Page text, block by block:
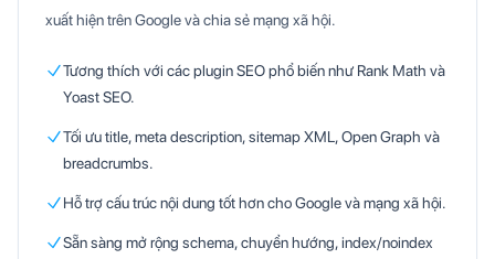
xuất hiện trên Google và chia sẻ mạng xã hội.
Tương thích với các plugin SEO phổ biến như Rank Math và
Yoast SEO.
Tối ưu title, meta description, sitemap XML, Open Graph và
breadcrumbs.
Hỗ trợ cấu trúc nội dung tốt hơn cho Google và mạng xã hội.
Sẵn sàng mở rộng schema, chuyển hướng, index/noindex